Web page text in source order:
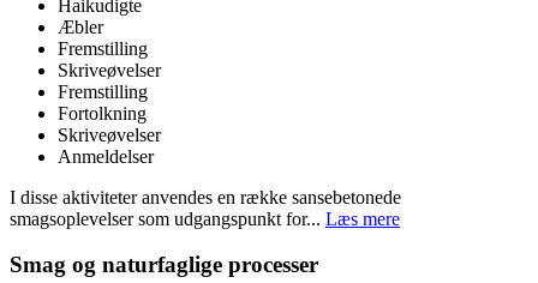
Haikudigte
Æbler
Fremstilling
Skriveøvelser
Fremstilling
Fortolkning
Skriveøvelser
Anmeldelser
I disse aktiviteter anvendes en række sansebetonede
smagsoplevelser som udgangspunkt for... Læs mere
Smag og naturfaglige processer